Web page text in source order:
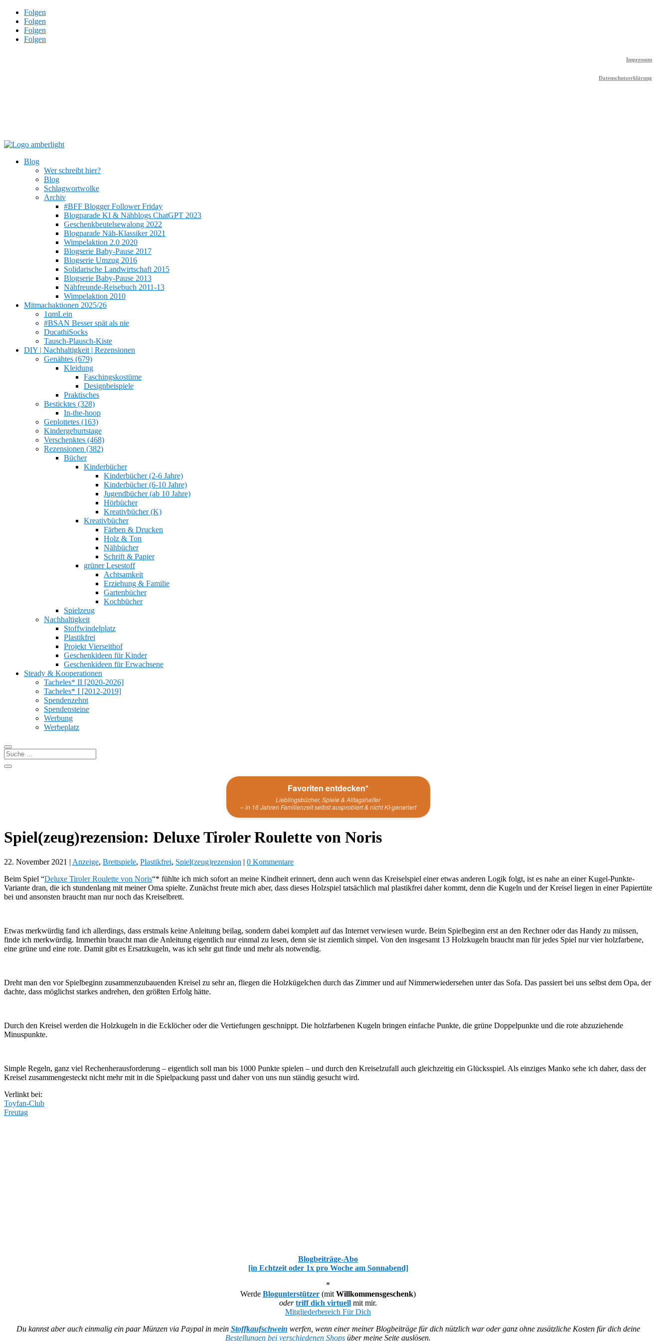
Folgen
Folgen
Folgen
Folgen
Impressum
Datenschutzerklärung
Blog
Wer schreibt hier?
Blog
Schlagwortwolke
Archiv
#BFF Blogger Follower Friday
Blogparade KI & Nähblogs ChatGPT 2023
Geschenkbeutelsewalong 2022
Blogparade Näh-Klassiker 2021
Wimpelaktion 2.0 2020
Blogserie Baby-Pause 2017
Blogserie Umzug 2016
Solidarische Landwirtschaft 2015
Blogserie Baby-Pause 2013
Nähfreunde-Reisebuch 2011-13
Wimpelaktion 2010
Mitmachaktionen 2025/26
1qmLein
#BSAN Besser spät als nie
DucathiSocks
Tausch-Plausch-Kiste
DIY | Nachhaltigkeit | Rezensionen
Genähtes (679)
Kleidung
Faschingskostüme
Designbeispiele
Praktisches
Besticktes (328)
In-the-hoop
Geplottetes (163)
Kindergeburtstage
Verschenktes (468)
Rezensionen (382)
Bücher
Kinderbücher
Kinderbücher (2-6 Jahre)
Kinderbücher (6-10 Jahre)
Jugendbücher (ab 10 Jahre)
Hörbücher
Kreativbücher (K)
Kreativbücher
Färben & Drucken
Holz & Ton
Nähbücher
Schrift & Papier
grüner Lesestoff
Achtsamkeit
Erziehung & Familie
Gartenbücher
Kochbücher
Spielzeug
Nachhaltigkeit
Stoffwindelplatz
Plastikfrei
Projekt Vierseithof
Geschenkideen für Kinder
Geschenkideen für Erwachsene
Steady & Kooperationen
Tacheles* II [2020-2026]
Tacheles* I [2012-2019]
Spendenzehnt
Spendensteine
Werbung
Werbeplatz
Favoriten entdecken*
Lieblingsbücher, Spiele & Alltagshelfer
– in 16 Jahren Familienzeit selbst ausprobiert & nicht KI-generiert
Spiel(zeug)rezension: Deluxe Tiroler Roulette von Noris
22. November 2021 | Anzeige, Brettspiele, Plastikfrei, Spiel(zeug)rezension | 0 Kommentare
Beim Spiel “Deluxe Tiroler Roulette von Noris“* fühlte ich mich sofort an meine Kindheit erinnert, denn auch wenn das Kreiselspiel einer etwas anderen Logik folgt, ist es nahe an einer Kugel-Punkte-
Variante dran, die ich stundenlang mit meiner Oma spielte. Zunächst freute mich aber, dass dieses Holzspiel tatsächlich mal plastikfrei daher kommt, denn die Kugeln und der Kreisel liegen in einer Papiertüte
bei und ansonsten braucht man nur noch das Kreiselbrett.
Etwas merkwürdig fand ich allerdings, dass erstmals keine Anleitung beilag, sondern dabei komplett auf das Internet verwiesen wurde. Beim Spielbeginn erst an den Rechner oder das Handy zu müssen,
finde ich merkwürdig. Immerhin braucht man die Anleitung eigentlich nur einmal zu lesen, denn sie ist ziemlich simpel. Von den insgesamt 13 Holzkugeln braucht man für jedes Spiel nur vier holzfarbene,
eine grüne und eine rote. Damit gibt es Ersatzkugeln, was ich sehr gut finde und mehr als notwendig.
Dreht man den vor Spielbeginn zusammenzubauenden Kreisel zu sehr an, fliegen die Holzkügelchen durch das Zimmer und auf Nimmerwiedersehen unter das Sofa. Das passiert bei uns selbst dem Opa, der
dachte, dass möglichst starkes andrehen, den größten Erfolg hätte.
Durch den Kreisel werden die Holzkugeln in die Ecklöcher oder die Vertiefungen geschnippt. Die holzfarbenen Kugeln bringen einfache Punkte, die grüne Doppelpunkte und die rote abzuziehende
Minuspunkte.
Simple Regeln, ganz viel Rechenherausforderung – eigentlich soll man bis 1000 Punkte spielen – und durch den Kreiselzufall auch gleichzeitig ein Glücksspiel. Als einziges Manko sehe ich daher, dass der
Kreisel zusammengesteckt nicht mehr mit in die Spielpackung passt und daher von uns nun ständig gesucht wird.
Verlinkt bei:
Toyfan-Club
Freutag
Blogbeiträge-Abo
[in Echtzeit oder 1x pro Woche am Sonnabend]
*
Werde Blogunterstützer (mit Willkommensgeschenk)
oder triff dich virtuell mit mir.
Mitgliederbereich Für Dich
Du kannst aber auch einmalig ein paar Münzen via Paypal in mein Stoffkaufschwein werfen, wenn einer meiner Blogbeiträge für dich nützlich war oder ganz ohne zusätzliche Kosten für dich deine
Bestellungen bei verschiedenen Shops über meine Seite auslösen.